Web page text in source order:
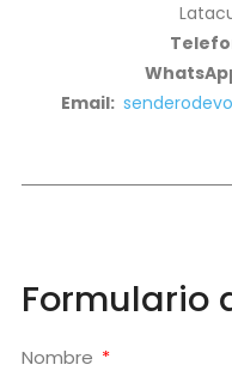
Email:
Formulario
Nombre